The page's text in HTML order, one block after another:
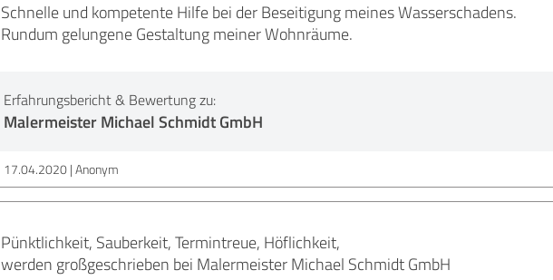
Schnelle und kompetente Hilfe bei der Beseitigung meines Wasserschadens.
Rundum gelungene Gestaltung meiner Wohnräume.
Erfahrungsbericht & Bewertung zu:
Malermeister Michael Schmidt GmbH
17.04.2020 Anonym
Pünktlichkeit, Sauberkeit, Termintreue, Höflichkeit,
werden großgeschrieben bei Malermeister Michael Schmidt GmbH